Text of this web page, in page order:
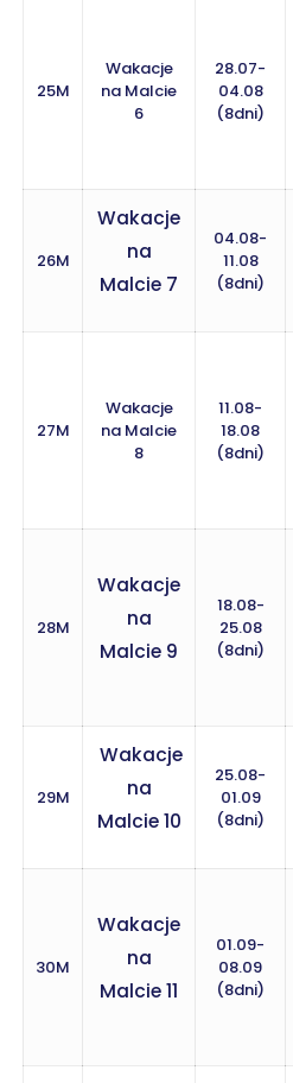
25M
Wakacje
na Malcie
6
28.07-
04.08
(8dni)
26M
Wakacje
na
Malcie 7
04.08-
11.08
(8dni)
27M
Wakacje
na Malcie
8
11.08-
18.08
(8dni)
28M
Wakacje
na
Malcie 9
18.08-
25.08
(8dni)
29M
Wakacje
na
Malcie 10
25.08-
01.09
(8dni)
30M
Wakacje
na
Malcie 11
01.09-
08.09
(8dni)